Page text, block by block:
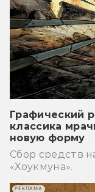
Графический
классика
новую форму
Сбор средств
«Хоукмуна».
РЕКЛАМА